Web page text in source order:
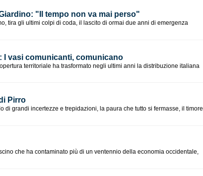
"Il tempo non va mai perso"
tira gli ultimi colpi di coda, il lascito di ormai due anni di emergenza
I vasi comunicanti, comunicano
territoriale ha trasformato negli ultimi anni la distribuzione italiana
Pirro
di grandi incertezze e trepidazioni, la paura che tutto si fermasse, il timore
che ha contaminato più di un ventennio della economia occidentale,